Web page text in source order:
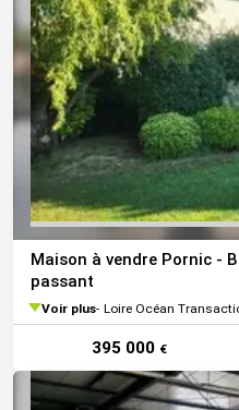
Maison à vendre Pornic -
passant
Voir plus Loire Océan
395 000 €